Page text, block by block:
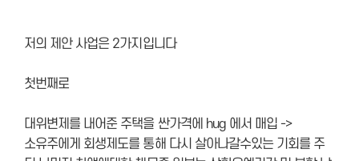
저의 제안 사업은 2가지입니다
첫번째로
대위변제를 내어준 주택을 싼가격에 hug 에서 매입 ->
소유주에게 회생제도를 통해 다시 살아나갈수있는 기회를 주